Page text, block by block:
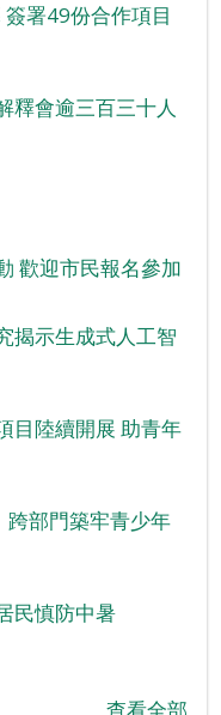
署49份合作項目
釋會逾三百三十人
歡迎市民報名參加
揭示生成式人工智
目陸續開展 助青年
部門築牢青少年
民慎防中暑